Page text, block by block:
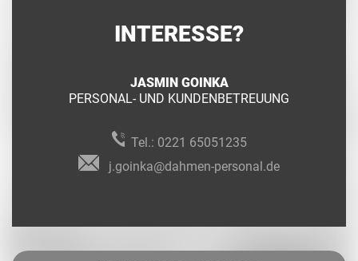
INTERESSE?
JASMIN GOINKA
PERSONAL- UND KUNDENBETREUUNG
Tel.: 0221 65051235
j.goinka@dahmen-personal.de